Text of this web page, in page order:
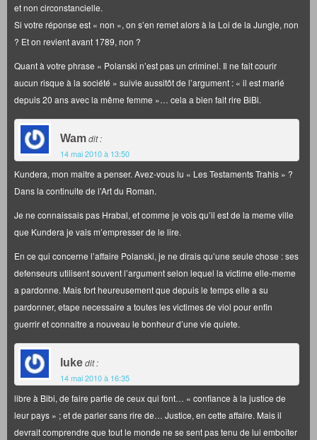
et non circonstancielle.
Si votre réponse est « non », on s’en remet alors à la Loi de la Jungle, non
? Et on revient avant 1789, non ?
Quant à votre phrase « Polanski n’est pas un criminel. Il ne fait courir
aucun risque à la société » suivie aussitôt de l’argument : « il est marié
depuis 20 ans avec la même femme »… cela a bien fait rire BiBi.
Wamdit :
14 mai 2010 à 13:50
Kundera, mon maitre a penser. Avez-vous lu « Les Testaments Trahis » ?
Dans la continuite de l’Art du Roman.
Je ne connaissais pas Hrabal, et comme je vois qu’il est de la meme ville
que Kundera je vais m’empresser de le lire.
En ce qui concerne l’affaire Polanski, je ne dirais qu’une seule chose : ses
defenseurs utilisent souvent l’argument selon lequel la victime elle-meme
a pardonne. Mais fort heureusement que depuis le temps elle a su
pardonner, etape necessaire a toutes les victimes de viol pour enfin
guerrir et connaitre a nouveau le bonheur d’une vie quiete.
lukedit :
14 mai 2010 à 16:35
libre à Bibi, de faire partie de ceux qui font… « confiance à la justice de
leur pays » ; et de parler sans rire de… Justice, en cette affaire. Mais il
devrait comprendre que tout le monde ne se sent pas tenu de lui emboîter